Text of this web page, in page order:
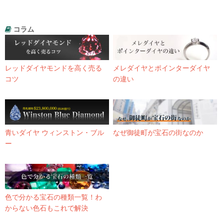
コラム
レッドダイヤモンドを高く売る
コツ
メレダイヤとポインターダイヤ
の違い
青いダイヤ ウィンストン・ブル
ー
なぜ御徒町が宝石の街なのか
色で分かる宝石の種類一覧！わ
からない色石もこれで解決